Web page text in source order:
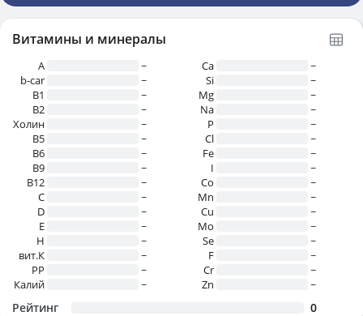
Витамины и минералы
A
~
b-car
~
В1
~
B2
~
Холин
~
B5
~
B6
~
B9
~
B12
~
C
~
D
~
E
~
H
~
вит.К
~
PP
~
Калий
~
Ca
~
Si
~
Mg
~
Na
~
P
~
Cl
~
Fe
~
I
~
Co
~
Mn
~
Cu
~
Mo
~
Se
~
F
~
Cr
~
Zn
~
Рейтинг 0